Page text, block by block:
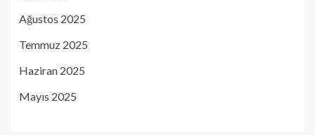
Ağustos 2025
Temmuz 2025
Haziran 2025
Mayıs 2025